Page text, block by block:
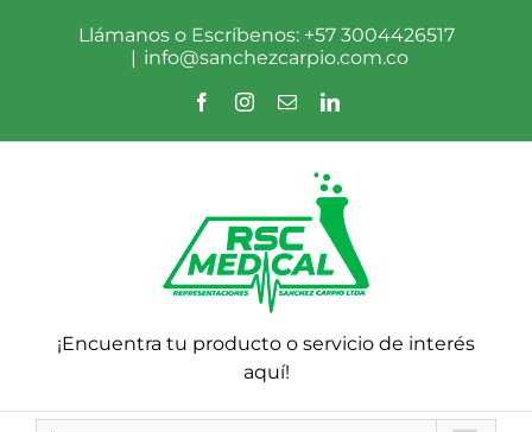
Llámanos o Escríbenos: +57 3004426517
| info@sanchezcarpio.com.co
FacebookInstagram
CorreoLinkedIn
¡Encuentra tu producto o servicio de interés
aquí!